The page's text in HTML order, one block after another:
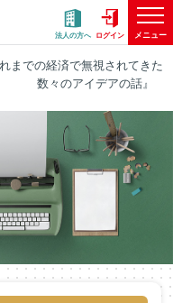
法人の方へ ログイン メニュー
れまでの経済で無視されてきた
数々のアイデアの話』